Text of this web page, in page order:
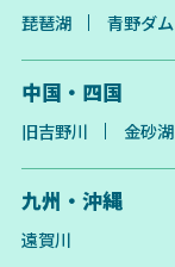
琵琶湖 青野ダム
中国・四国
旧吉野川 金砂湖
九州・沖縄
遠賀川